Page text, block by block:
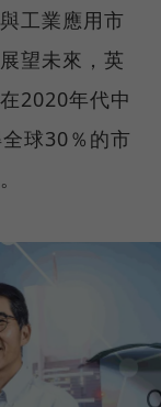
工業應用市
望未來，英
2020年代中
球30％的市